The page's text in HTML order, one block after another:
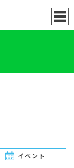
イベント